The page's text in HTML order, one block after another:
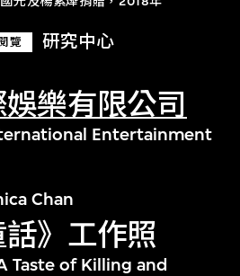
覽 研究中心
樂有限公司
Entertainment
Chan
話》工作照
Taste of Killing and
十及二十一世紀視覺